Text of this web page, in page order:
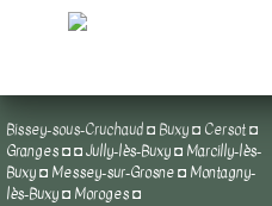
Bissey-sous-Cruchaud◘ Buxy◘ Cersot◘
Granges◘◘Jully-lès-Buxy◘ Marcilly-lès-
Buxy◘ Messey-sur-Grosne◘ Montagny-
lès-Buxy◘ Moroges◘